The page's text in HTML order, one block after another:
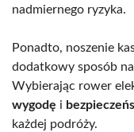
nadmiernego ryzyka.
Ponadto, noszenie
dodatkowy sposób
Wybierając rower
wygodę i
każdej podróży.